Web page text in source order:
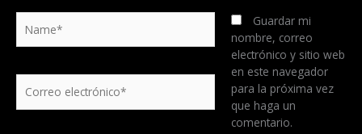
electrónico*
Guardar mi
nombre, correo
electrónico y sitio web
en este navegador
para la próxima vez
que haga un
comentario.